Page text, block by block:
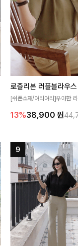
로즐리본 러플블라우스
[쉬폰소재/여리여리]우아한
분위기를 더해주는 블라우스
좋아요
13%38,900 원